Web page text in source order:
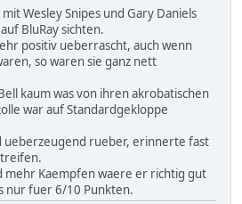
mit Wesley Snipes und Gary Daniels
BluRay sichten.
positiv ueberrascht, auch wenn
so waren sie ganz nett
kaum was von ihren akrobatischen
war auf Standardgekloppe
ueberzeugend rueber, erinnerte fast
mehr Kaempfen waere er richtig gut
nur fuer 6/10 Punkten.